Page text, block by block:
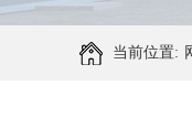
当前位置: